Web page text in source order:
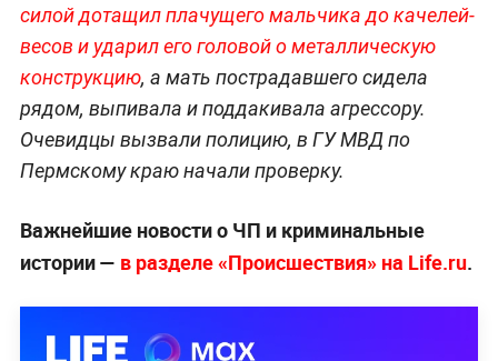
силой дотащил плачущего мальчика до качелей-
весов и ударил его головой о металлическую
конструкцию, а мать пострадавшего сидела
рядом, выпивала и поддакивала агрессору.
Очевидцы вызвали полицию, в ГУ МВД по
Пермскому краю начали проверку.
Важнейшие новости о ЧП и криминальные
истории — в разделе «Происшествия» на Life.ru.